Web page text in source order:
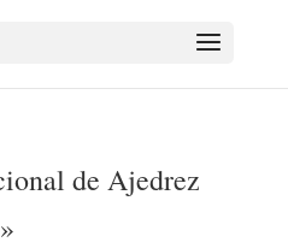
de Ajedrez